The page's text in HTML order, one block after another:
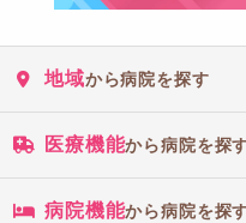
地域から病院を探す
医療機能から病院を探
病院機能から病院を探